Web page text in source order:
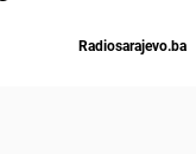
Radiosarajevo.ba